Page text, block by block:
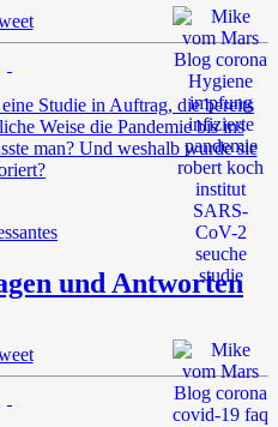
Studie in Auftrag, die bereits
Weise die Pandemie bis ins
man? Und weshalb wurde sie
und Antworten